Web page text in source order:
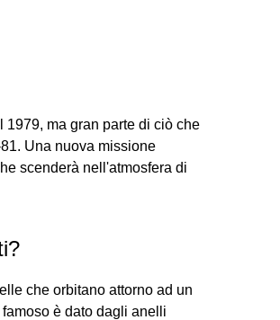
ma gran parte di ciò che
Una nuova missione
scenderà nell'atmosfera di
che orbitano attorno ad un
è dato dagli anelli